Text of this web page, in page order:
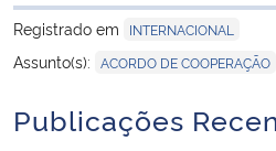
Registrado em
INTERNACIONAL
Assunto(s): ACORDO DE COOPERAÇÃO
Publicações